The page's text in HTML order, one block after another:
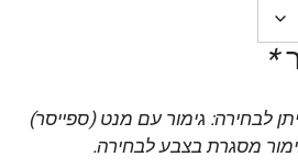
*
לבחירה: גימור עם מנט (ספייסר)
מסגרת בצבע לבחירה.